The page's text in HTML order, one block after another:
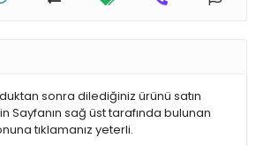
sonra dilediğiniz ürünü satın
Sayfanın sağ üst tarafında bulunan
tıklamanız yeterli.